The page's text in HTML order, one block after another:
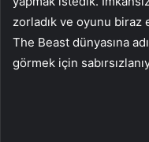
zorladık ve oyunu biraz
The Beast dünyasına
görmek için